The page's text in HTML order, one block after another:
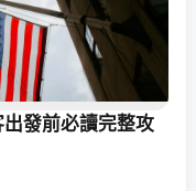
發前必讀完整攻